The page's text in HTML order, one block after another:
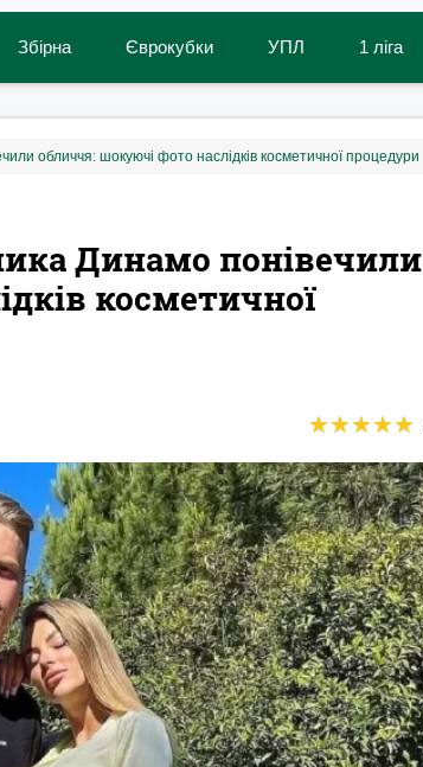
Збірна Єврокубки УПЛ 1 ліга
обличчя: шокуючі фото наслідків косметичної процедури
Динамо понівечили
косметичної
★★★★★
★★★★★